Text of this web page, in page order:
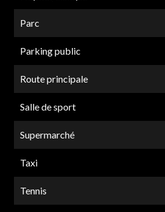
Parc
Parking public
Route principale
Salle de sport
Supermarché
Taxi
Tennis